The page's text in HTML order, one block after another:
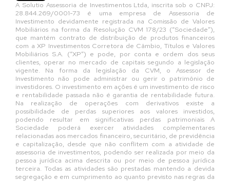
A Solutio Assessoria de Investimentos Ltda, inscrita sob o CNPJ:
28.844.269/0001-73 é uma empresa de Assessoria de
Investimento devidamente registrada na Comissão de Valores
Mobiliários na forma da Resolução CVM 178/23 (“Sociedade”),
que mantém contrato de distribuição de produtos financeiros
com a XP Investimentos Corretora de Câmbio, Títulos e Valores
Mobiliários S.A. (“XP”) e pode, por conta e ordem dos seus
clientes, operar no mercado de capitais segundo a legislação
vigente. Na forma da legislação da CVM, o Assessor de
Investimento não pode administrar ou gerir o patrimônio de
investidores. O investimento em ações é um investimento de risco
e rentabilidade passada não é garantia de rentabilidade futura.
Na realização de operações com derivativos existe a
possibilidade de perdas superiores aos valores investidos,
podendo resultar em significativas perdas patrimoniais A
Sociedade poderá exercer atividades complementares
relacionadas aos mercados financeiro, securitário, de previdência
e capitalização, desde que não conflitem com a atividade de
assessoria de investimentos, podendo ser realizada por meio da
pessoa jurídica acima descrita ou por meio de pessoa jurídica
terceira. Todas as atividades são prestadas mantendo a devida
segregação e em cumprimento ao quanto previsto nas regras da